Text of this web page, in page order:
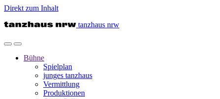
Direkt zum Inhalt
tanzhaus nrw
Bühne
Spielplan
junges tanzhaus
Vermittlung
Produktionen